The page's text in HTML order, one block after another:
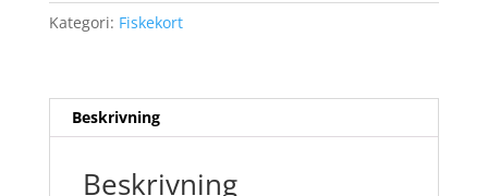
LAXFISKE
mängd
Kategori: Fiskekort
Beskrivning
Beskrivning